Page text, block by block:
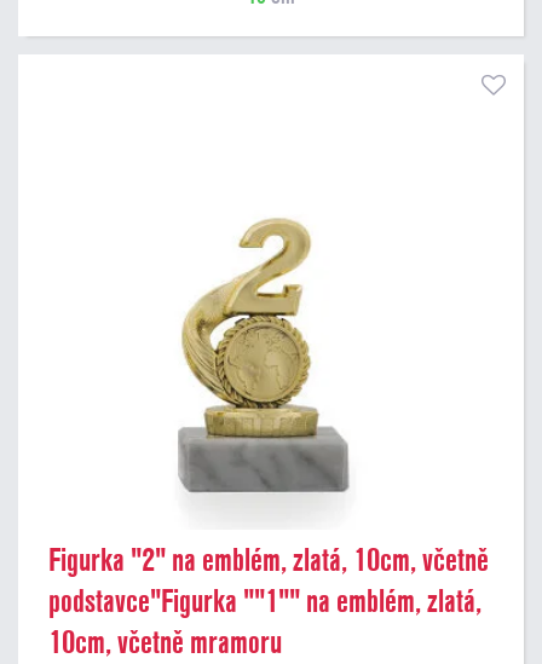
Figurka "2" na emblém, zlatá, 10cm, včetně
podstavce"Figurka ""1"" na emblém, zlatá,
10cm, včetně mramoru